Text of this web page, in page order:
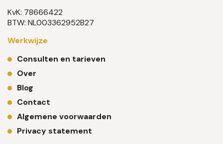
KvK: 78666422
BTW: NL003362952B27
Werkwijze
Consulten en tarieven
Over
Blog
Contact
Algemene voorwaarden
Privacy statement